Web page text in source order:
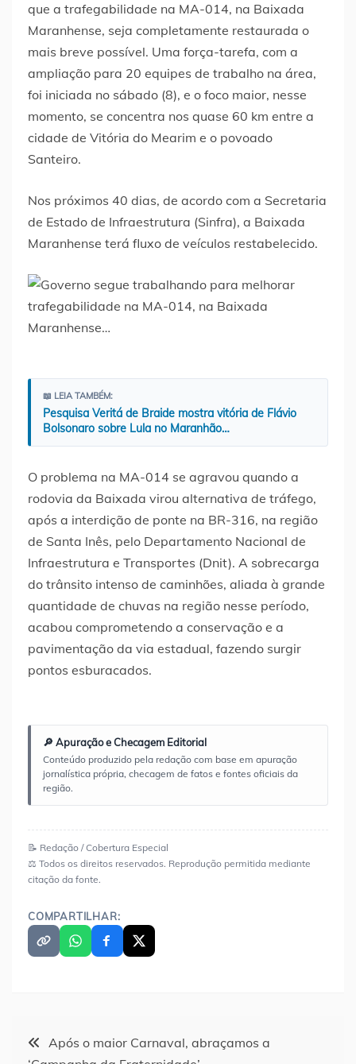
que a trafegabilidade na MA-014, na Baixada
Maranhense, seja completamente restaurada o
mais breve possível. Uma força-tarefa, com a
ampliação para 20 equipes de trabalho na área,
foi iniciada no sábado (8), e o foco maior, nesse
momento, se concentra nos quase 60 km entre a
cidade de Vitória do Mearim e o povoado
Santeiro.
Nos próximos 40 dias, de acordo com a Secretaria
de Estado de Infraestrutura (Sinfra), a Baixada
Maranhense terá fluxo de veículos restabelecido.
📖 LEIA TAMBÉM:
Pesquisa Veritá de Braide mostra vitória de Flávio
Bolsonaro sobre Lula no Maranhão…
O problema na MA-014 se agravou quando a
rodovia da Baixada virou alternativa de tráfego,
após a interdição de ponte na BR-316, na região
de Santa Inês, pelo Departamento Nacional de
Infraestrutura e Transportes (Dnit). A sobrecarga
do trânsito intenso de caminhões, aliada à grande
quantidade de chuvas na região nesse período,
acabou comprometendo a conservação e a
pavimentação da via estadual, fazendo surgir
pontos esburacados.
🔎 Apuração e Checagem Editorial
Conteúdo produzido pela redação com base em apuração
jornalística própria, checagem de fatos e fontes oficiais da
região.
📝 Redação / Cobertura Especial
⚖️ Todos os direitos reservados. Reprodução permitida mediante
citação da fonte.
COMPARTILHAR:
Navegação
Após o maior Carnaval, abraçamos a